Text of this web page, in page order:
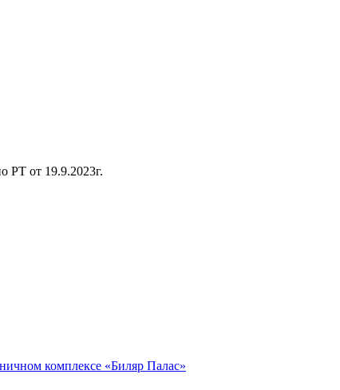
РТ от 19.9.2023г.
комплексе «Биляр Палас»